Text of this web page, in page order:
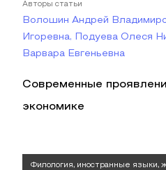
Авторы статьи
Волошин Андрей
Игоревна, Подуева Олеся
Варвара Евгеньевна
Современные
экономике
Филология, иностранные языки,